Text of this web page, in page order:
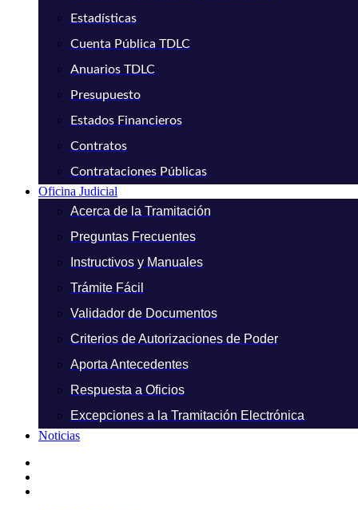
Estadísticas
Cuenta Pública TDLC
Anuarios TDLC
Presupuesto
Estados Financieros
Contratos
Contrataciones Públicas
Oficina Judicial
Acerca de la Tramitación
Preguntas Frecuentes
Instructivos y Manuales
Trámite Fácil
Validador de Documentos
Criterios de Autorizaciones de Poder
Aporta Antecedentes
Respuesta a Oficios
Excepciones a la Tramitación Electrónica
Noticias